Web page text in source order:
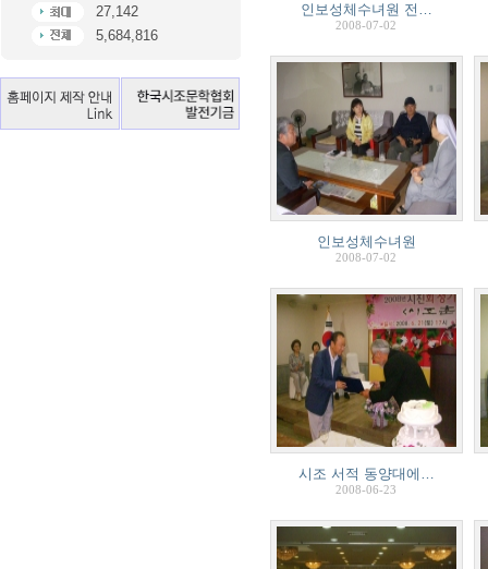
27,142
5,684,816
인보성체수녀원 전…
2008-07-02
인보성체수녀원
2008-07-02
시조 서적 동양대에…
2008-06-23